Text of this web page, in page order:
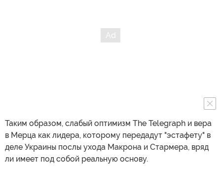
Таким образом, слабый оптимизм The Telegraph и вера
в Мерца как лидера, которому передадут "эстафету" в
деле Украины послы ухода Макрона и Стармера, вряд
ли имеет под собой реальную основу.